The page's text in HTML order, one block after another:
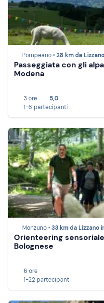
Pompeano •28 km da
Passeggiata con gli
Modena
3 ore
5,0
1-6 partecipanti
Monzuno •33 km da Lizzano
Orienteering
Bolognese
6 ore
1-22 partecipanti